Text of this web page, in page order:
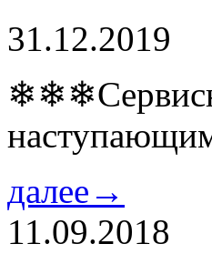
31.12.2019
далее→
11.09.2018